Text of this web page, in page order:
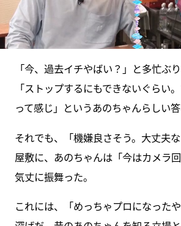
「今、過去イチやばい？」と多忙ぶ
「ストップするにもできないぐらい
って感じ」というあのちゃんらしい答
それでも、「機嫌良さそう。大丈夫
屋敷に、あのちゃんは「今はカメラ
気丈に振舞った。
これには、「めっちゃプロになった